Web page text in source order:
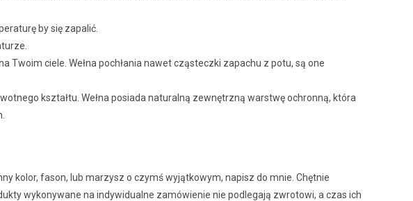
by się zapalić.
Twoim ciele. Wełna pochłania nawet cząsteczki zapachu z potu, są one
kształtu. Wełna posiada naturalną zewnętrzną warstwę ochronną, która
kolor, fason, lub marzysz o czymś wyjątkowym, napisz do mnie. Chętnie
wykonywane na indywidualne zamówienie nie podlegają zwrotowi, a czas ich